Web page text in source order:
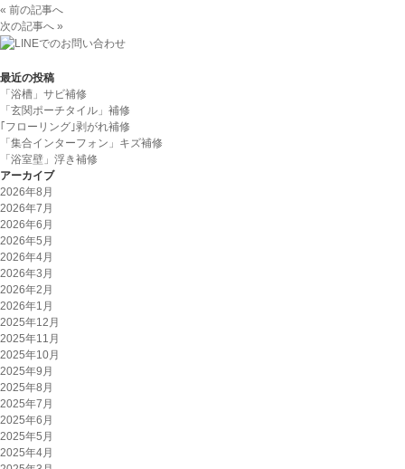
« 前の記事へ
次の記事へ »
最近の投稿
「浴槽」サビ補修
「玄関ポーチタイル」補修
｢フローリング｣剥がれ補修
「集合インターフォン」キズ補修
「浴室壁」浮き補修
アーカイブ
2026年8月
2026年7月
2026年6月
2026年5月
2026年4月
2026年3月
2026年2月
2026年1月
2025年12月
2025年11月
2025年10月
2025年9月
2025年8月
2025年7月
2025年6月
2025年5月
2025年4月